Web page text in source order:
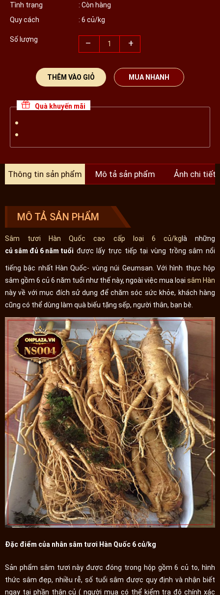
Tình trạng
: Còn hàng
Quy cách
: 6 củ/kg
Số lượng – +
THÊM VÀO GIỎ MUA NHANH
Quà khuyến mãi
Thông tin sản phẩm Mô tả sản phẩm Ảnh chi tiết
MÔ TẢ SẢN PHẨM
Sâm tươi Hàn Quốc cao cấp loại 6 củ/kg là những
củ sâm đủ 6 năm tuổi được lấy trực tiếp tại vùng trồng sâm nổi
tiếng bậc nhất Hàn Quốc- vùng núi Geumsan. Với hình thực hộp
sâm gồm 6 củ 6 năm tuổi như thế này, ngoài việc mua loại sâm Hàn
này về với mục đích sử dụng để chăm sóc sức khỏe, khách hàng
cũng có thể dùng làm quà biếu tặng sếp, người thân, bạn bè.
Đặc điểm của nhân sâm tươi Hàn Quốc 6 củ/kg
Sản phẩm sâm tươi này được đóng trong hộp gồm 6 củ to, hình
thức sâm đẹp, nhiều rễ, số tuổi sâm được quy định và nhận biết
ngay tại phần thân củ ( người mua có thể kiểm tra độ chính xác